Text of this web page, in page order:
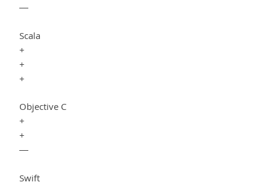
—
Scala
+
+
+
Objective C
+
+
—
Swift